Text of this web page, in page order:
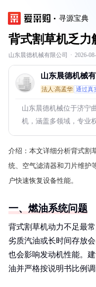
寻源宝典
背式割草机乏力
山东晨德机械有限公司 · 2026-
山东晨德机械
法人:高孟华 通过真
山东晨德机械位于济宁
机，涵盖多领域，专业
介绍： 本文详细分析背式割
统、空气滤清器和刀片维护
户快速恢复设备性能。
一、燃油系统问题
背式割草机动力不足最
劣质汽油或长时间存放
也会影响发动机性能。
油并严格按说明书比例调